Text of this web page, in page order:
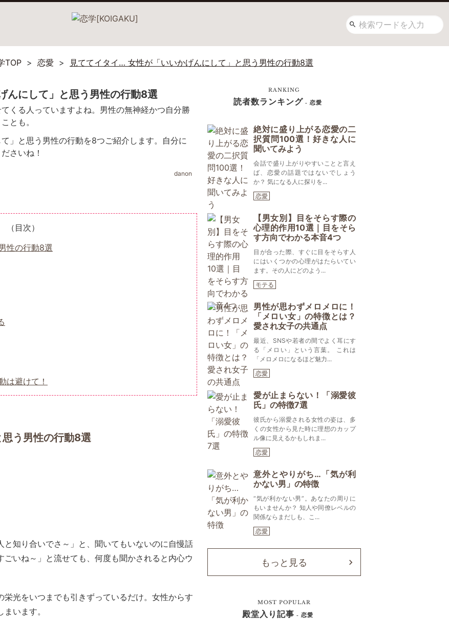
TOP 恋愛 見ててイタイ… 女性が「いいかげんにして」と思う男性の行動8選
んにして」と思う男性の行動8選
くる人っていますよね。男性の無神経かつ自分勝
とも。
」と思う男性の行動を8つご紹介します。自分に
さいね！
danon
（目次）
性の行動8選
は避けて！
う男性の行動8選
と知り合いでさ～」と、聞いてもいないのに自慢話
いね～」と流せても、何度も聞かされると内心ウ
光をいつまでも引きずっているだけ。女性からす
います。
RANKING
読者数ランキング - 恋愛
絶対に盛り上がる恋愛の二
択質問100選！好きな人に
聞いてみよう
会話で盛り上がりやすいことと言え
ば、恋愛の話題ではないでしょう
か？ 気になる人に探りを...
恋愛
【男女別】目をそらす際の
心理的作用10選｜目をそら
す方向でわかる本音4つ
目が合った際、すぐに目をそらす人
にはいくつかの心理がはたらいてい
ます。その人にどのよう...
モテる
男性が思わずメロメロに！
「メロい女」の特徴とは？
愛され女子の共通点
最近、SNSや若者の間でよく耳にす
る「メロい」という言葉。 これは
「メロメロになるほど魅力...
恋愛
愛が止まらない！「溺愛彼
氏」の特徴7選
彼氏から溺愛される女性の姿は、多
くの女性から見た時に理想のカップ
ル像に見えるかもしれま...
恋愛
意外とやりがち…「気が利
かない男」の特徴
“気が利かない男”。あなたの周りに
もいませんか？ 知人や同僚レベルの
関係ならまだしも、こ...
恋愛
もっと見る
MOST POPULAR
殿堂入り記事 - 恋愛